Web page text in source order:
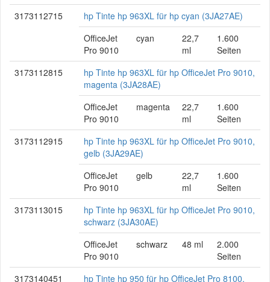
3173112715
hp Tinte hp 963XL für hp cyan (3JA27AE)
OfficeJet
Pro 9010
cyan
22,7
ml
1.600
Seiten
3173112815
hp Tinte hp 963XL für hp OfficeJet Pro 9010,
magenta (3JA28AE)
OfficeJet
Pro 9010
magenta
22,7
ml
1.600
Seiten
3173112915
hp Tinte hp 963XL für hp OfficeJet Pro 9010,
gelb (3JA29AE)
OfficeJet
Pro 9010
gelb
22,7
ml
1.600
Seiten
3173113015
hp Tinte hp 963XL für hp OfficeJet Pro 9010,
schwarz (3JA30AE)
OfficeJet
Pro 9010
schwarz 48 ml
2.000
Seiten
3173140451
hp Tinte hp 950 für hp OfficeJet Pro 8100,